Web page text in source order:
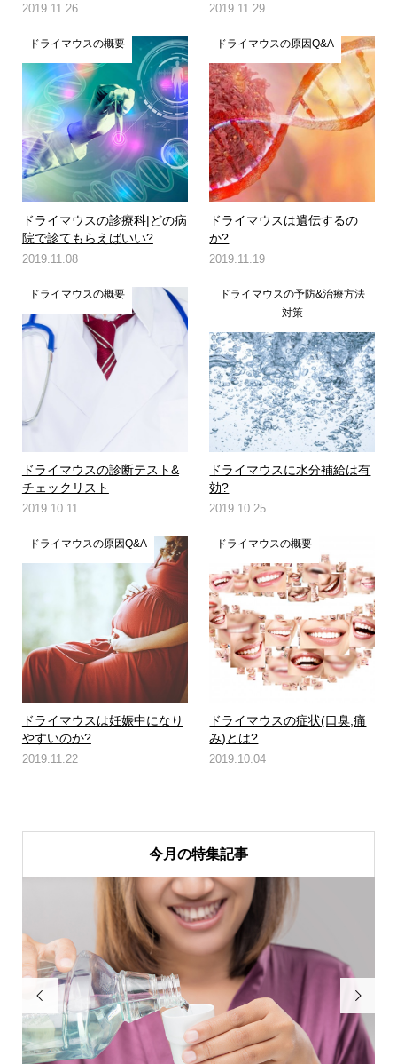
2019.11.26 2019.11.29
ドライマウスの概要
ドライマウスの診療科|どの病
院で診てもらえばいい?
2019.11.08
ドライマウスの原因Q&A
ドライマウスは遺伝するの
か?
2019.11.19
ドライマウスの概要
ドライマウスの診断テスト&
チェックリスト
2019.10.11
ドライマウスの予防&治療方法
対策
ドライマウスに水分補給は有
効?
2019.10.25
ドライマウスの原因Q&A
ドライマウスは妊娠中になり
やすいのか?
2019.11.22
ドライマウスの概要
ドライマウスの症状(口臭,痛
み)とは?
2019.10.04
今月の特集記事
 